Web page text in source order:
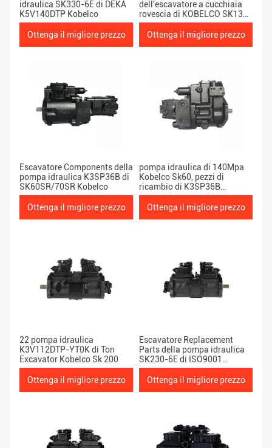
idraulica SK330-6E di DEKA
K5V140DTP Kobelco
Ottenga il migliore prezzo
dell'escavatore a cucchiaia
rovescia di KOBELCO SK135-
8, K7V63DTP-0E13
escavatore Spares
Ottenga il migliore prezzo
Escavatore Components della
pompa idraulica K3SP36B di
SK60SR/70SR Kobelco
Ottenga il migliore prezzo
pompa idraulica di 140Mpa
Kobelco Sk60, pezzi di
ricambio di K3SP36B
Kobelco
Ottenga il migliore prezzo
22 pompa idraulica
K3V112DTP-YT0K di Ton
Excavator Kobelco Sk 200
Ottenga il migliore prezzo
Escavatore Replacement
Parts della pompa idraulica
SK230-6E di ISO9001
K3V112DTP-9TEL Kobelco
Ottenga il migliore prezzo